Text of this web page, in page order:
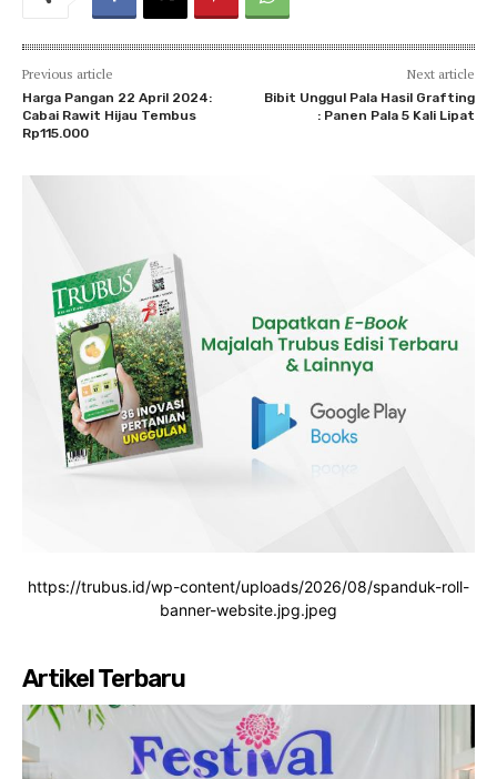
Previous article
Harga Pangan 22 April 2024:
Cabai Rawit Hijau Tembus
Rp115.000
Next article
Bibit Unggul Pala Hasil Grafting
: Panen Pala 5 Kali Lipat
https://trubus.id/wp-content/uploads/2026/08/spanduk-roll-
banner-website.jpg.jpeg
Artikel Terbaru